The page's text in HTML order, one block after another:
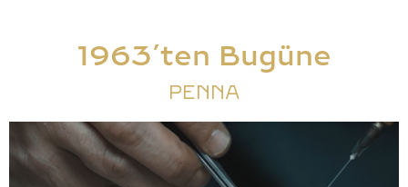
1963’ten Bugüne
PENNA